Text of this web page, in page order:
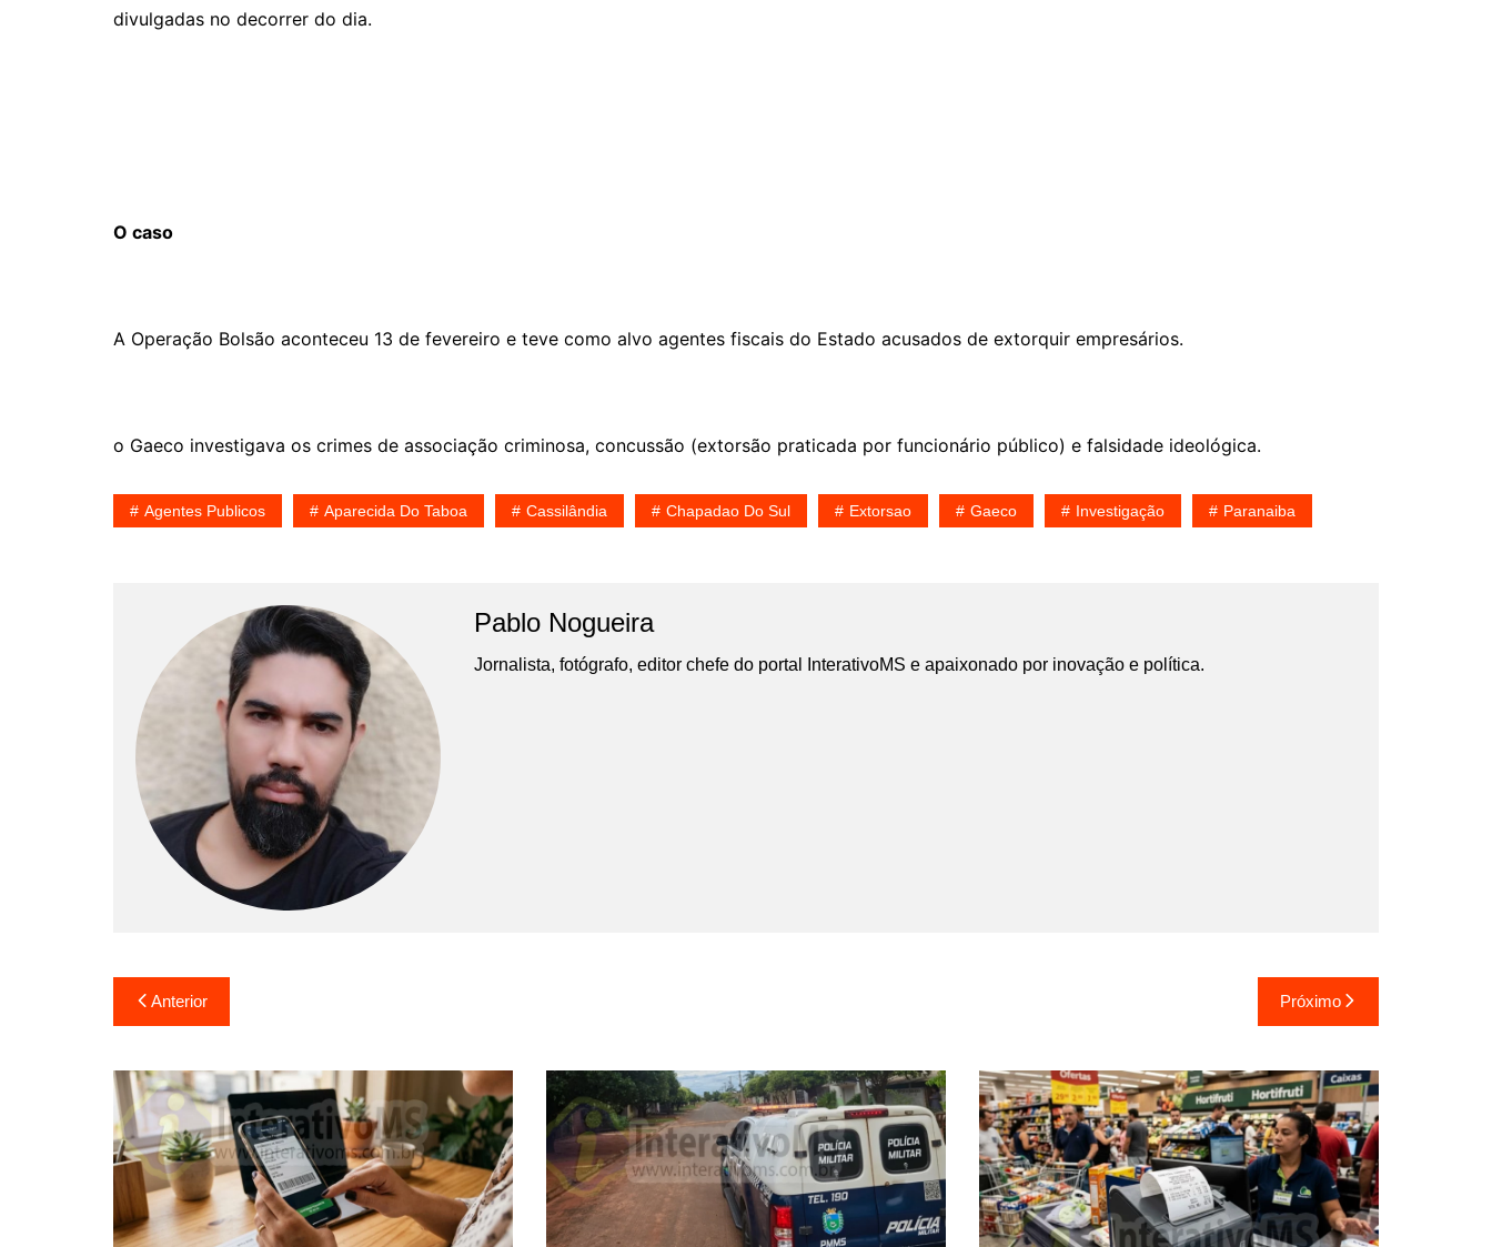
divulgadas no decorrer do dia.
O caso
A Operação Bolsão aconteceu 13 de fevereiro e teve como alvo agentes fiscais do Estado acusados de extorquir empresários.
o Gaeco investigava os crimes de associação criminosa, concussão (extorsão praticada por funcionário público) e falsidade ideológica.
Agentes Publicos Aparecida Do Taboa Cassilândia Chapadao Do Sul Extorsao Gaeco Investigação Paranaiba
Pablo Nogueira
Jornalista, fotógrafo, editor chefe do portal InterativoMS e apaixonado por inovação e política.
Navegação
de
Post
Anterior Próximo